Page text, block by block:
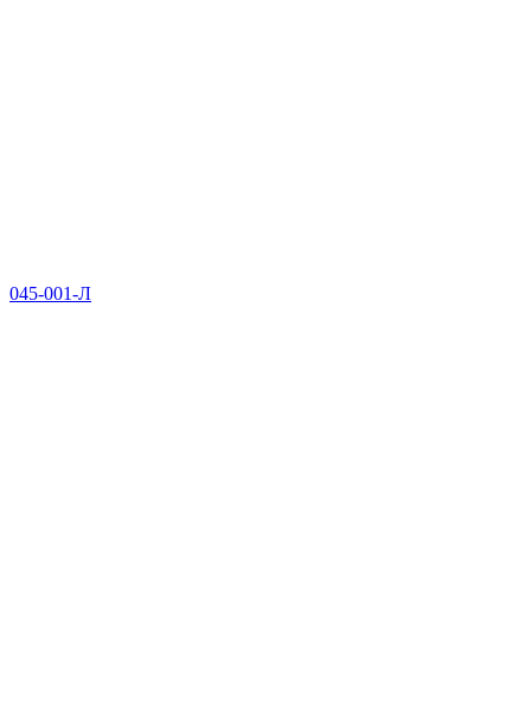
045-001-Л